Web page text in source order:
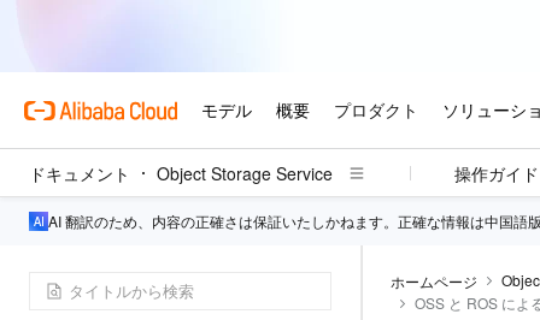
ドキュメント Object Storage Service 操作ガイド
AI 翻訳のため、内容の正確さは保証いたしかねます。正確な情報は中国語
ホームページ
OSS と ROS によ